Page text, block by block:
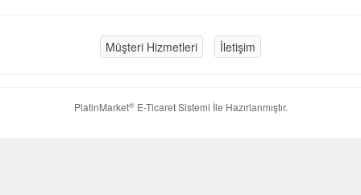
Müşteri Hizmetleri İletişim
PlatinMarket®E-Ticaret Sistemi İle Hazırlanmıştır.